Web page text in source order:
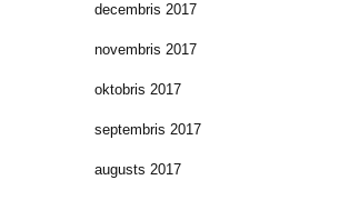
decembris 2017
novembris 2017
oktobris 2017
septembris 2017
augusts 2017